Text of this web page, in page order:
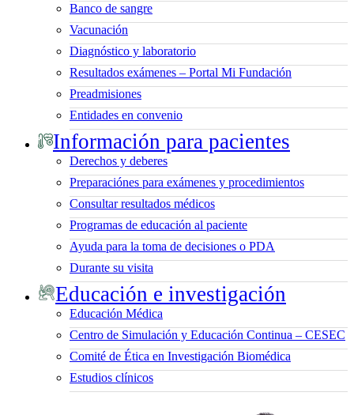
Banco de sangre
Vacunación
Diagnóstico y laboratorio
Resultados exámenes – Portal Mi Fundación
Preadmisiones
Entidades en convenio
Información para pacientes
Derechos y deberes
Preparaciónes para exámenes y procedimientos
Consultar resultados médicos
Programas de educación al paciente
Ayuda para la toma de decisiones o PDA
Durante su visita
Educación e investigación
Educación Médica
Centro de Simulación y Educación Continua – CESEC
Comité de Ética en Investigación Biomédica
Estudios clínicos